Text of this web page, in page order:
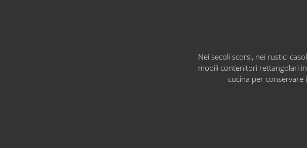
Nei secoli scorsi, nei rustici
mobili contenitori rettangolari
cucina per conservare